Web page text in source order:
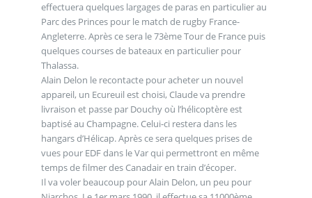
effectuera quelques largages de paras en particulier au
Parc des Princes pour le match de rugby France-
Angleterre. Après ce sera le 73ème Tour de France puis
quelques courses de bateaux en particulier pour
Thalassa.
Alain Delon le recontacte pour acheter un nouvel
appareil, un Ecureuil est choisi, Claude va prendre
livraison et passe par Douchy où l’hélicoptère est
baptisé au Champagne. Celui-ci restera dans les
hangars d’Hélicap. Après ce sera quelques prises de
vues pour EDF dans le Var qui permettront en même
temps de filmer des Canadair en train d’écoper.
Il va voler beaucoup pour Alain Delon, un peu pour